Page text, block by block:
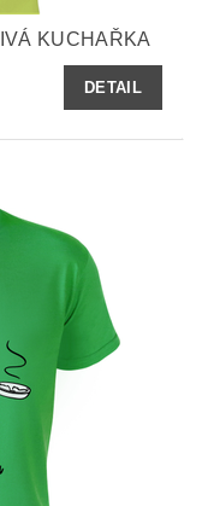
KUCHAŘKA
DETAIL